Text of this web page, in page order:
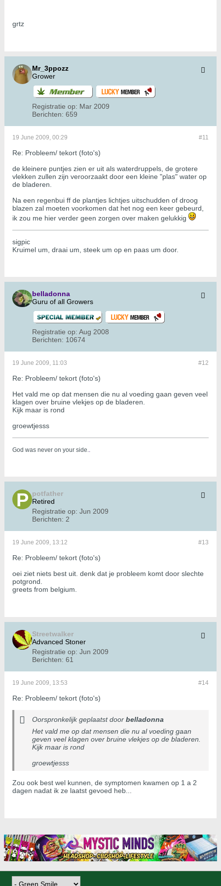
grtz
Mr_3ppozz
Grower
Registratie op: Mar 2009
Berichten: 659
#11
19 June 2009, 00:29
Re: Probleem/ tekort (foto's)
de kleinere puntjes zien er uit als waterdruppels, de grotere
vlekken zullen zijn veroorzaakt door een kleine "plas" water op
de bladeren.
Na een regenbui ff de plantjes lichtjes uitschudden of droog
blazen zal moeten voorkomen dat het nog een keer gebeurd,
ik zou me hier verder geen zorgen over maken gelukkig
sigpic
Kruimel um, draai um, steek um op en paas um door.
belladonna
Guru of all Growers
Registratie op: Aug 2008
Berichten: 10674
#12
19 June 2009, 11:03
Re: Probleem/ tekort (foto's)
Het vald me op dat mensen die nu al voeding gaan geven veel
klagen over bruine vlekjes op de bladeren.
Kijk maar is rond
groewtjesss
God was never on your side..
potfather
Retired
Registratie op: Jun 2009
Berichten: 2
#13
19 June 2009, 13:12
Re: Probleem/ tekort (foto's)
oei ziet niets best uit. denk dat je probleem komt door slechte
potgrond.
greets from belgium.
Streetwalker
Advanced Stoner
Registratie op: Jun 2009
Berichten: 61
#14
19 June 2009, 13:53
Re: Probleem/ tekort (foto's)
Oorspronkelijk geplaatst door belladonna
Het vald me op dat mensen die nu al voeding gaan
geven veel klagen over bruine vlekjes op de bladeren.
Kijk maar is rond
groewtjesss
Zou ook best wel kunnen, de symptomen kwamen op 1 a 2
dagen nadat ik ze laatst gevoed heb...